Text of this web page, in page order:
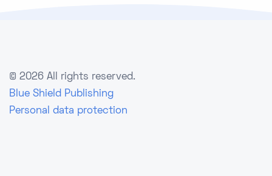
© 2026 All rights reserved.
Blue Shield Publishing
Personal data protection